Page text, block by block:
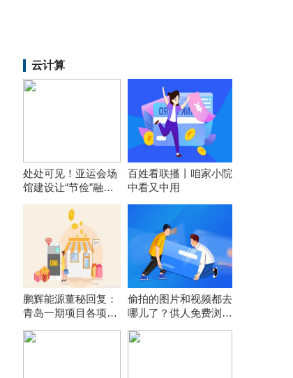
云计算
处处可见！亚运会场
馆建设让“节俭”融入
百姓看联播丨咱家小院
中看又中用
鹏辉能源董秘回复：
青岛一期项目各项前
进，计划年内开工建
偷拍的图片和视频都去
哪儿了？供人免费浏览